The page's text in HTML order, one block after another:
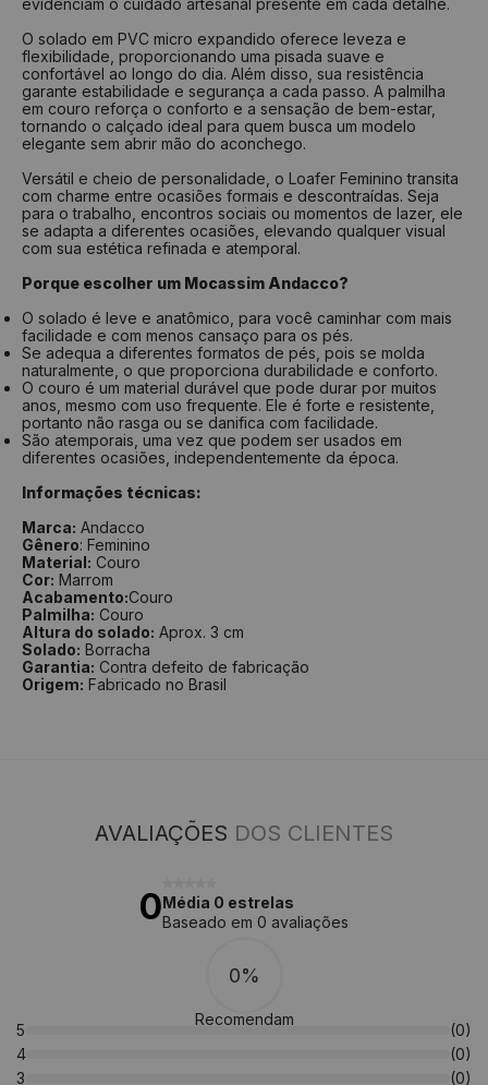
O solado em PVC micro expandido oferece leveza e
flexibilidade, proporcionando uma pisada suave e
confortável ao longo do dia. Além disso, sua resistência
garante estabilidade e segurança a cada passo. A palmilha
em couro reforça o conforto e a sensação de bem-estar,
tornando o calçado ideal para quem busca um modelo
elegante sem abrir mão do aconchego.
Versátil e cheio de personalidade, o Loafer Feminino transita
com charme entre ocasiões formais e descontraídas. Seja
para o trabalho, encontros sociais ou momentos de lazer, ele
se adapta a diferentes ocasiões, elevando qualquer visual
com sua estética refinada e atemporal.
Porque escolher um Mocassim Andacco?
O solado é leve e anatômico, para você caminhar com mais
facilidade e com menos cansaço para os pés.
Se adequa a diferentes formatos de pés, pois se molda
naturalmente, o que proporciona durabilidade e conforto.
O couro é um material durável que pode durar por muitos
anos, mesmo com uso frequente. Ele é forte e resistente,
portanto não rasga ou se danifica com facilidade.
São atemporais, uma vez que podem ser usados em
diferentes ocasiões, independentemente da época.
Informações técnicas:
Marca: Andacco
Gênero: Feminino
Material: Couro
Cor: Marrom
Acabamento:Couro
Palmilha: Couro
Altura do solado: Aprox. 3 cm
Solado: Borracha
Garantia: Contra defeito de fabricação
Origem: Fabricado no Brasil
AVALIAÇÕES DOS CLIENTES
0Média 0 estrelas
Baseado em 0 avaliações
0%
Recomendam
5
(0)
4
(0)
3
(0)